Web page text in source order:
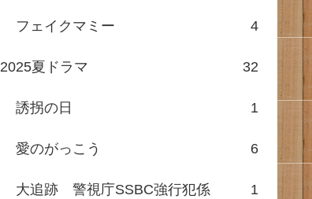
フェイクマミー 4
2025夏ドラマ 32
誘拐の日 1
愛のがっこう 6
大追跡 警視庁SSBC強行犯係 1